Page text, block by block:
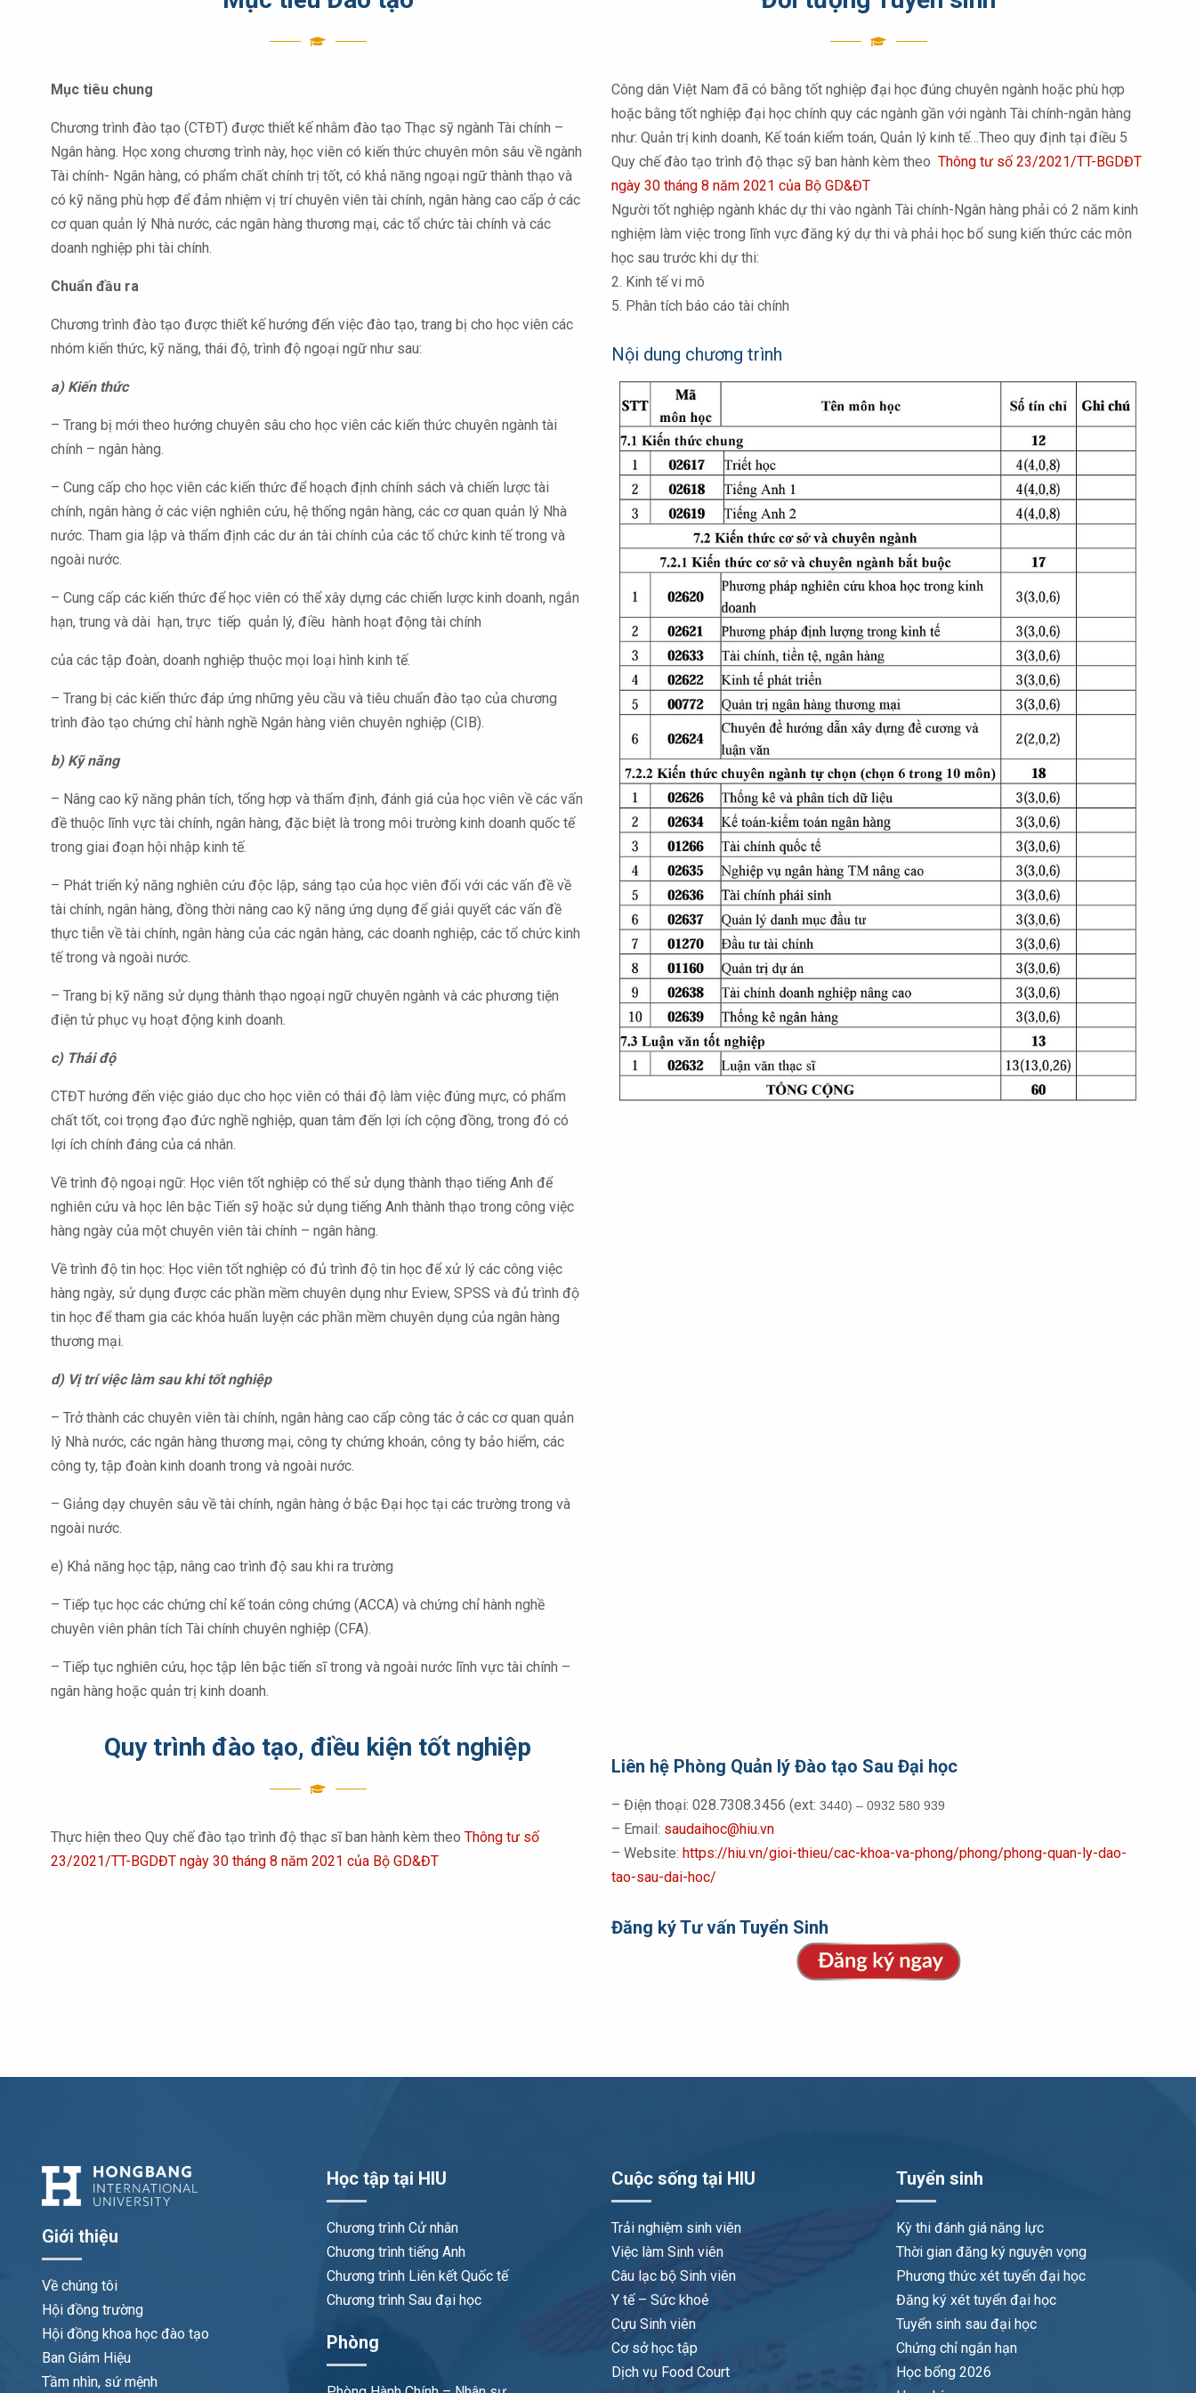
Mục tiêu chung
Chương trình đào tạo (CTĐT) được thiết kế nhằm đào tạo Thạc sỹ ngành Tài chính –
Ngân hàng. Học xong chương trình này, học viên có kiến thức chuyên môn sâu về ngành
Tài chính- Ngân hàng, có phẩm chất chính trị tốt, có khả năng ngoại ngữ thành thạo và
có kỹ năng phù hợp để đảm nhiệm vị trí chuyên viên tài chính, ngân hàng cao cấp ở các
cơ quan quản lý Nhà nước, các ngân hàng thương mại, các tổ chức tài chính và các
doanh nghiệp phi tài chính.
Chuẩn đầu ra
Chương trình đào tạo được thiết kế hướng đến việc đào tạo, trang bị cho học viên các
nhóm kiến thức, kỹ năng, thái độ, trình độ ngoại ngữ như sau:
a) Kiến thức
– Trang bị mới theo hướng chuyên sâu cho học viên các kiến thức chuyên ngành tài
chính – ngân hàng.
– Cung cấp cho học viên các kiến thức để hoạch định chính sách và chiến lược tài
chính, ngân hàng ở các viện nghiên cứu, hệ thống ngân hàng, các cơ quan quản lý Nhà
nước. Tham gia lập và thẩm định các dư án tài chính của các tổ chức kinh tế trong và
ngoài nước.
– Cung cấp các kiến thức để học viên có thể xây dựng các chiến lược kinh doanh, ngắn
hạn, trung và dài hạn, trực tiếp quản lý, điều hành hoạt động tài chính
của các tập đoàn, doanh nghiệp thuộc mọi loại hình kinh tế.
– Trang bị các kiến thức đáp ứng những yêu cầu và tiêu chuẩn đào tạo của chương
trình đào tạo chứng chỉ hành nghề Ngân hàng viên chuyên nghiệp (CIB).
b) Kỹ năng
– Nâng cao kỹ năng phân tích, tổng hợp và thẩm định, đánh giá của học viên về các vấn
đề thuộc lĩnh vực tài chính, ngân hàng, đặc biệt là trong môi trường kinh doanh quốc tế
trong giai đoạn hội nhập kinh tế.
– Phát triển kỷ năng nghiên cứu độc lập, sáng tạo của học viên đối với các vấn đề về
tài chính, ngân hàng, đồng thời nâng cao kỹ năng ứng dụng để giải quyết các vấn đề
thực tiễn về tài chính, ngân hàng của các ngân hàng, các doanh nghiệp, các tổ chức kinh
tế trong và ngoài nước.
– Trang bị kỹ năng sử dụng thành thạo ngoại ngữ chuyên ngành và các phương tiện
điện tử phục vụ hoạt động kinh doanh.
c) Thái độ
CTĐT hướng đến việc giáo dục cho học viên có thái độ làm việc đúng mực, có phẩm
chất tốt, coi trọng đạo đức nghề nghiệp, quan tâm đến lợi ích cộng đồng, trong đó có
lợi ích chính đáng của cá nhân.
Về trình độ ngoại ngữ: Học viên tốt nghiệp có thể sử dụng thành thạo tiếng Anh để
nghiên cứu và học lên bậc Tiến sỹ hoặc sử dụng tiếng Anh thành thạo trong công việc
hàng ngày của một chuyên viên tài chính – ngân hàng.
Về trình độ tin học: Học viên tốt nghiệp có đủ trình độ tin học để xử lý các công việc
hàng ngày, sử dụng được các phần mềm chuyên dụng như Eview, SPSS và đủ trình độ
tin học để tham gia các khóa huấn luyện các phần mềm chuyên dụng của ngân hàng
thương mại.
d) Vị trí việc làm sau khi tốt nghiệp
– Trở thành các chuyên viên tài chính, ngân hàng cao cấp công tác ở các cơ quan quản
lý Nhà nước, các ngân hàng thương mại, công ty chứng khoán, công ty bảo hiểm, các
công ty, tập đoàn kinh doanh trong và ngoài nước.
– Giảng dạy chuyên sâu về tài chính, ngân hàng ở bậc Đại học tại các trường trong và
ngoài nước.
e) Khả năng học tập, nâng cao trình độ sau khi ra trường
– Tiếp tục học các chứng chỉ kế toán công chứng (ACCA) và chứng chỉ hành nghề
chuyên viên phân tích Tài chính chuyên nghiệp (CFA).
– Tiếp tục nghiên cứu, học tập lên bậc tiến sĩ trong và ngoài nước lĩnh vực tài chính –
ngân hàng hoặc quản trị kinh doanh.
Công dân Việt Nam đã có bằng tốt nghiệp đại học đúng chuyên ngành hoặc phù hợp
hoặc bằng tốt nghiệp đại học chính quy các ngành gần với ngành Tài chính-ngân hàng
như: Quản trị kinh doanh, Kế toán kiểm toán, Quản lý kinh tế…Theo quy định tại điều 5
Quy chế đào tạo trình độ thạc sỹ ban hành kèm theo Thông tư số 23/2021/TT-BGDĐT
ngày 30 tháng 8 năm 2021 của Bộ GD&ĐT
Người tốt nghiệp ngành khác dự thi vào ngành Tài chính-Ngân hàng phải có 2 năm kinh
nghiệm làm việc trong lĩnh vực đăng ký dự thi và phải học bổ sung kiến thức các môn
học sau trước khi dự thi:
2. Kinh tế vi mô
5. Phân tích báo cáo tài chính
Nội dung chương trình
Quy trình đào tạo, điều kiện tốt nghiệp
Thực hiện theo Quy chế đào tạo trình độ thạc sĩ ban hành kèm theo Thông tư số
23/2021/TT-BGDĐT ngày 30 tháng 8 năm 2021 của Bộ GD&ĐT
Liên hệ Phòng Quản lý Đào tạo Sau Đại học
– Điện thoại: 028.7308.3456 (ext: 3440) – 0932 580 939
– Email: saudaihoc@hiu.vn
– Website: https://hiu.vn/gioi-thieu/cac-khoa-va-phong/phong/phong-quan-ly-dao-
tao-sau-dai-hoc/
Đăng ký Tư vấn Tuyển Sinh
Giới thiệu
Về chúng tôi
Hội đồng trường
Hội đồng khoa học đào tạo
Ban Giám Hiệu
Tầm nhìn, sứ mệnh
Học tập tại HIU
Chương trình Cử nhân
Chương trình tiếng Anh
Chương trình Liên kết Quốc tế
Chương trình Sau đại học
Phòng
Cuộc sống tại HIU
Trải nghiệm sinh viên
Việc làm Sinh viên
Câu lạc bộ Sinh viên
Y tế – Sức khoẻ
Cựu Sinh viên
Cơ sở học tập
Dịch vụ Food Court
Tuyển sinh
Kỳ thi đánh giá năng lực
Thời gian đăng ký nguyện vọng
Phương thức xét tuyển đại học
Đăng ký xét tuyển đại học
Tuyển sinh sau đại học
Chứng chỉ ngắn hạn
Học bổng 2026